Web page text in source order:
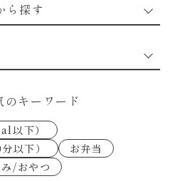
ピ
ら探す
で炒めろ！～○○の炒め物
マトバジル
高菜
のキーワード
以下）
以下）
お弁当
/おやつ